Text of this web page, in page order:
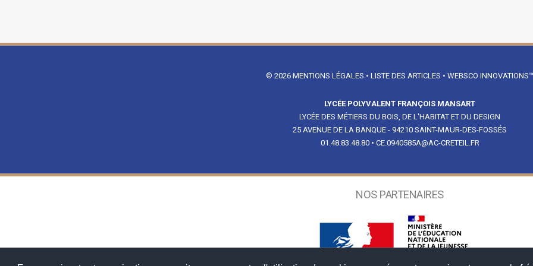
© 2026 MENTIONS LÉGALES • LISTE DES ARTICLES • WEBSCO INNOVATIONS™
LYCÉE POLYVALENT FRANÇOIS MANSART
LYCÉE DES MÉTIERS DU BOIS, DE L'HABITAT ET DU DESIGN
25 AVENUE DE LA BANQUE - 94210 SAINT-MAUR-DES-FOSSÉS
01.48.83.48.80• CE.0940585A@AC-CRETEIL.FR
NOS PARTENAIRES